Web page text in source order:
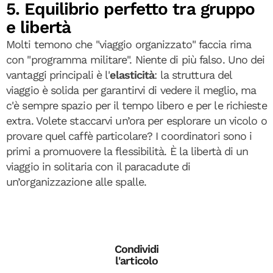
5. Equilibrio perfetto tra gruppo
e libertà
Molti temono che "viaggio organizzato" faccia rima
con "programma militare". Niente di più falso. Uno dei
vantaggi principali è l'elasticità: la struttura del
viaggio è solida per garantirvi di vedere il meglio, ma
c'è sempre spazio per il tempo libero e per le richieste
extra. Volete staccarvi un’ora per esplorare un vicolo o
provare quel caffè particolare? I coordinatori sono i
primi a promuovere la flessibilità. È la libertà di un
viaggio in solitaria con il paracadute di
un’organizzazione alle spalle.
Condividi
l'articolo